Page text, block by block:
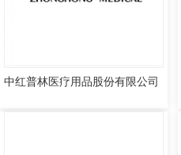
中红普林医疗用品股份有限公司